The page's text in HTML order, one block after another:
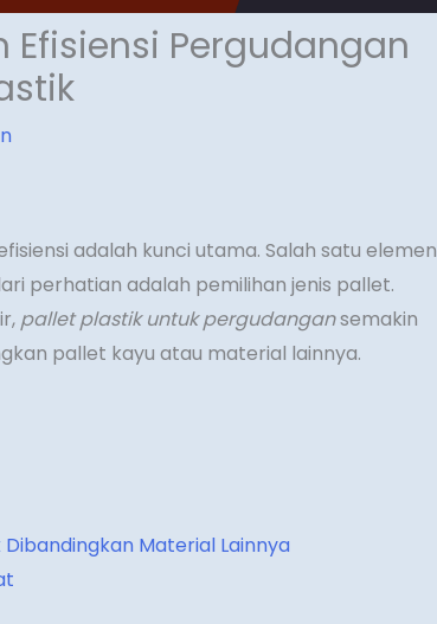
Pergudangan
adalah kunci utama. Salah satu elemen
perhatian adalah pemilihan jenis pallet.
pallet plastik untuk pergudangansemakin
pallet kayu atau material lainnya.
Material Lainnya